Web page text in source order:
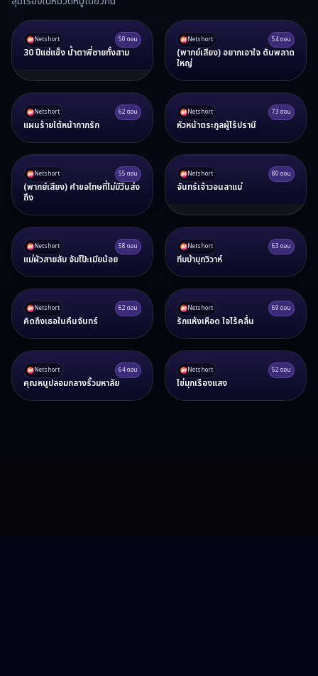
Netshort 50 ตอน
30 ปีแช่แข็ง น้ำตาพี่ชายทั้งสาม
Netshort 54ตอน
(พากย์เสียง) อยากเอาใจ ดันพลาด
ใหญ่
Netshort 62 ตอน
แผนร้ายใต้หน้ากากรัก
Netshort 73 ตอน
หัวหน้าตระกูลผู้ไร้ปรานี
Netshort 55 ตอน
(พากย์เสียง) คำขอโทษที่ไม่มีวันส่ง
ถึง
Netshort 80 ตอน
จันทร์เจ้าวอนลาแม่
Netshort 58 ตอน
แม่ผัวสายลับ จับโป๊ะเมียน้อย
Netshort 63 ตอน
ทีมบ้าบุกวิวาห์
Netshort 62 ตอน
คิดถึงเธอในคืนจันทร์
Netshort 69 ตอน
รักแห้งเหือด ใจไร้คลื่น
Netshort 64ตอน
คุณหนูปลอมกลางรั้วมหาลัย
Netshort 52 ตอน
ไข่มุกเรืองแสง